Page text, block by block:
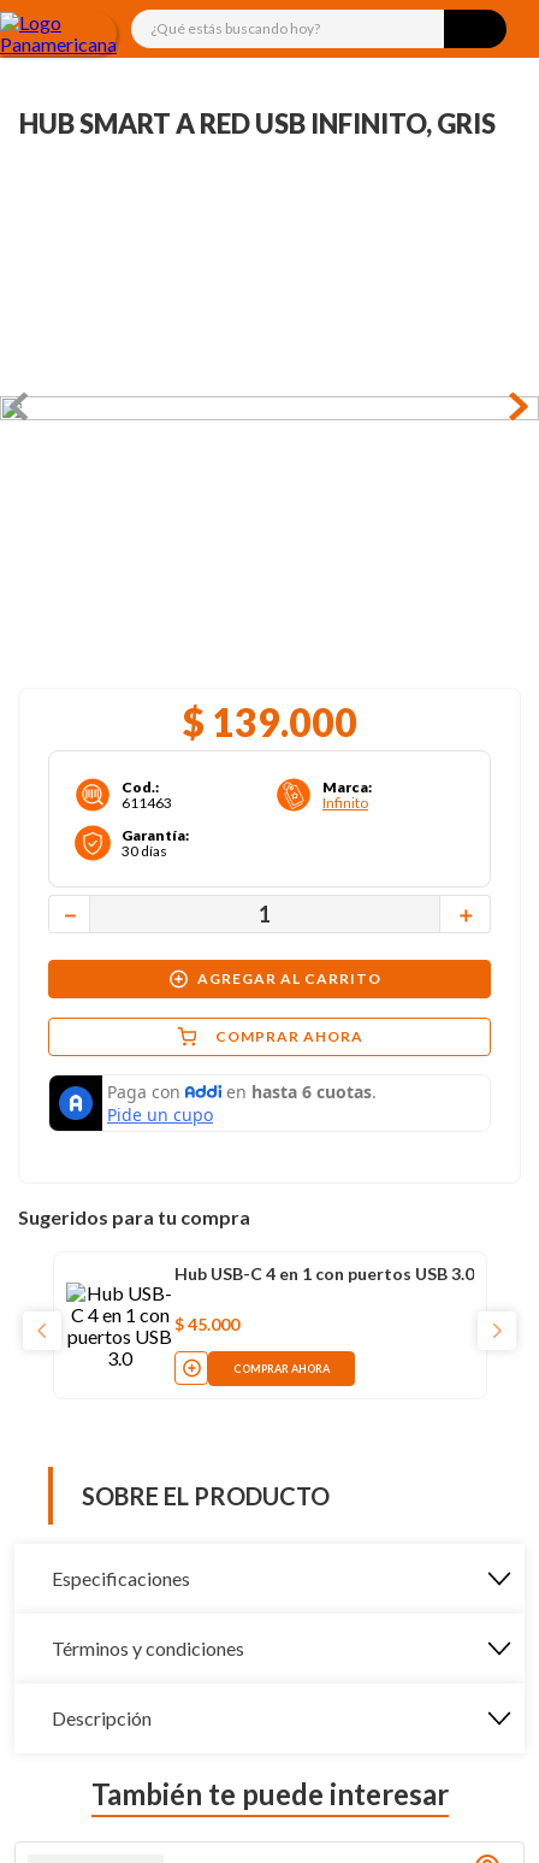
¿Qué estás buscando hoy?
HUB SMART A RED USB INFINITO, GRIS
$ 139.000
Cod.:
611463
Marca:
Infinito
Garantía:
30 días
＋
－
AGREGAR AL CARRITO
COMPRAR AHORA
Sugeridos para tu compra
Hub USB-C 4 en 1 con puertos USB 3.0
$ 45.000
COMPRAR AHORA
SOBRE EL PRODUCTO
Especificaciones
Términos y condiciones
Descripción
También te puede interesar